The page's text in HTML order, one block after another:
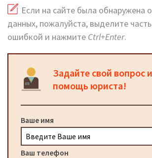
Если на сайте была обнаружена
данных, пожалуйста, выделите
ошибкой и нажмите Ctrl+Enter.
Задайте свой вопрос
помощь юриста!
Ваше имя
Ваш телефон